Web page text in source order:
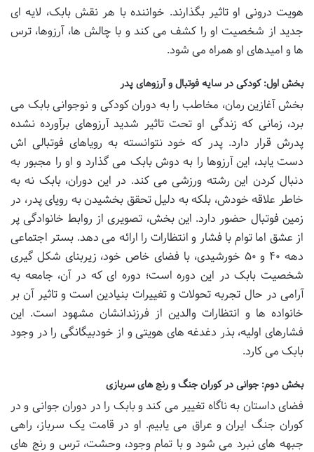
هویت درونی او تاثیر بگذارند. خواننده با هر نقش بابک، لایه ای
جدید از شخصیت او را کشف می کند و با چالش ها، آرزوها، ترس
ها و امیدهای او همراه می شود.
بخش اول: کودکی در سایه فوتبال و آرزوهای پدر
بخش آغازین رمان، مخاطب را به دوران کودکی و نوجوانی بابک می
برد، زمانی که زندگی او تحت تاثیر شدید آرزوهای برآورده نشده
پدرش قرار دارد. پدر که خود نتوانسته به رویاهای فوتبالی اش
دست یابد، این آرزوها را به دوش بابک می گذارد و او را مجبور به
دنبال کردن این رشته ورزشی می کند. در این دوران، بابک نه به
خاطر علاقه خودش، بلکه به دلیل تحقق بخشیدن به رویای پدر، در
زمین فوتبال حضور دارد. این بخش، تصویری از روابط خانوادگی پر
از عشق اما توام با فشار و انتظارات را ارائه می دهد. بستر اجتماعی
دهه ۴۰ و ۵۰ خورشیدی، با فضای خاص خود، زیربنای شکل گیری
شخصیت بابک در این دوره است؛ دوره ای که در آن، جامعه به
آرامی در حال تجربه تحولات و تغییرات بنیادین است و تاثیر آن بر
خانواده ها و انتظارات والدین از فرزندانشان مشهود است. این
فشارهای اولیه، بذر دغدغه های هویتی و از خودبیگانگی را در وجود
بابک می کارد.
بخش دوم: جوانی در کوران جنگ و رنج های سربازی
فضای داستان به ناگاه تغییر می کند و بابک را در دوران جوانی و در
کوران جنگ ایران و عراق می یابیم. او در قامت یک سرباز، راهی
جبهه های نبرد می شود و با تمام وجود، وحشت، ترس و رنج های